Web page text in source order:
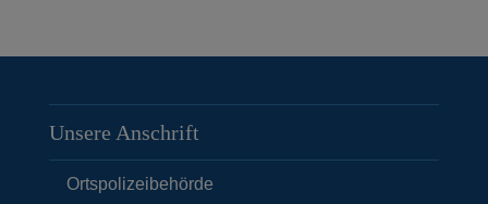
Unsere Anschrift
Ortspolizeibehörde